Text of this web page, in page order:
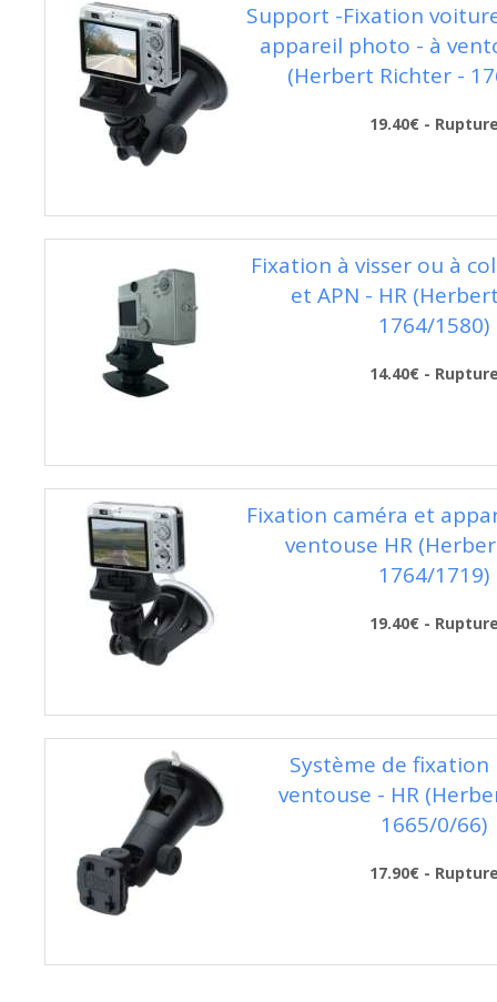
Support -Fixation
appareil photo - à
(Herbert Richter -
19.40€ -
Fixation à visser ou à
et APN - HR
1764/1580)
14.40€ -
Fixation caméra et
ventouse HR
1764/1719)
19.40€ -
Système de fixation
ventouse - HR
1665/0/66)
17.90€ -